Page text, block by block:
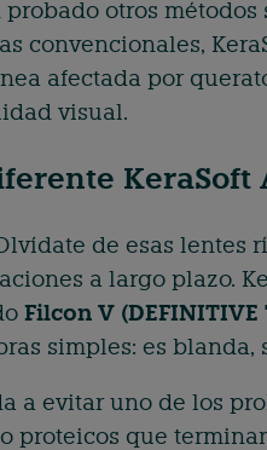
otros
convencionales,
afectada por
visual.
KeraSoft
de esas lentes
a largo plazo.
Filcon V (DEFINITIVE
simples: es
a evitar uno de los
proteicos que